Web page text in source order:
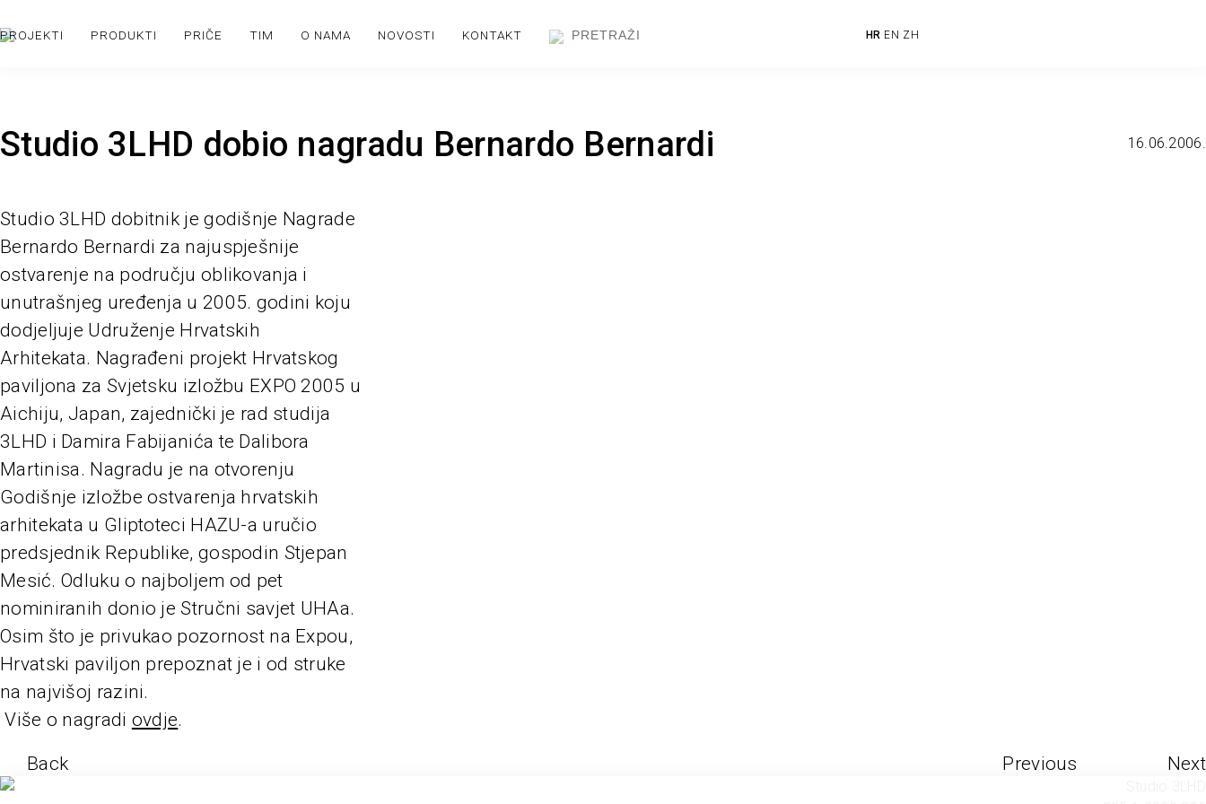
PROJEKTI PRODUKTI PRIČE TIM O NAMA NOVOSTI KONTAKT HR EN ZH
Studio 3LHD dobio nagradu Bernardo Bernardi 16.06.2006.
Studio 3LHD dobitnik je godišnje Nagrade
Bernardo Bernardi za najuspješnije
ostvarenje na području oblikovanja i
unutrašnjeg uređenja u 2005. godini koju
dodjeljuje Udruženje Hrvatskih
Arhitekata. Nagrađeni projekt Hrvatskog
paviljona za Svjetsku izložbu EXPO 2005 u
Aichiju, Japan, zajednički je rad studija
3LHD i Damira Fabijanića te Dalibora
Martinisa. Nagradu je na otvorenju
Godišnje izložbe ostvarenja hrvatskih
arhitekata u Gliptoteci HAZU-a uručio
predsjednik Republike, gospodin Stjepan
Mesić. Odluku o najboljem od pet
nominiranih donio je Stručni savjet UHAa.
Osim što je privukao pozornost na Expou,
Hrvatski paviljon prepoznat je i od struke
na najvišoj razini.
Više o nagradi ovdje.
Next
Previous
Back